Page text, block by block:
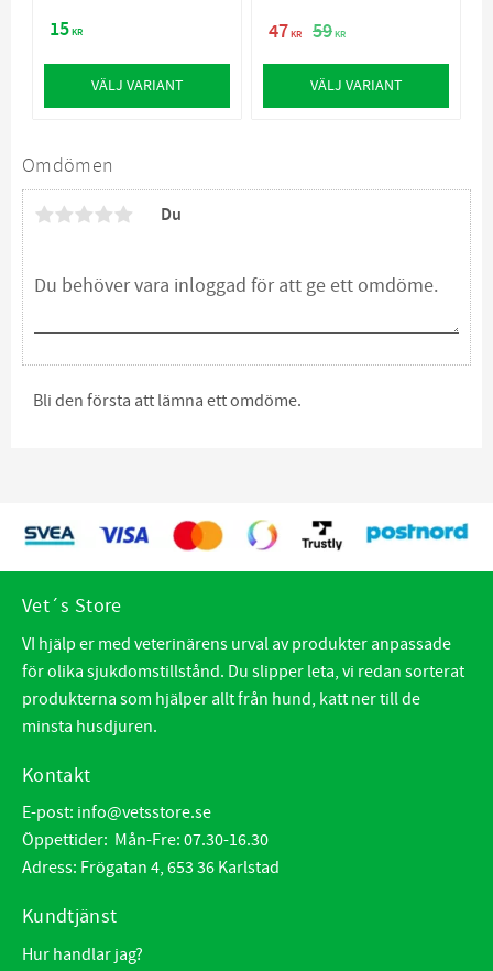
Omdömen
Du
Bli den första att lämna ett omdöme.
15KR
VÄLJ VARIANT
47KR 59KR
VÄLJ VARIANT
Vet´s Store
VI hjälp er med veterinärens urval av produkter anpassade
för olika sjukdomstillstånd. Du slipper leta, vi redan sorterat
produkterna som hjälper allt från hund, katt ner till de
minsta husdjuren.
Kontakt
E-post: info@vetsstore.se
Öppettider: Mån-Fre: 07.30-16.30
Adress: Frögatan 4, 653 36 Karlstad
Kundtjänst
Hur handlar jag?